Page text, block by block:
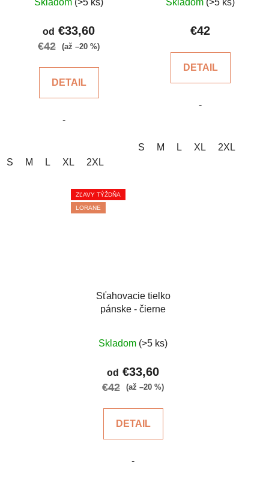
hodnotenie
produktu
je
5
Skladom (>5 ks)
od €33,60
€42 (až –20 %)
DETAIL
-
S M L XL 2XL
Skladom (>5 ks)
€42
DETAIL
-
S M L XL 2XL
ZĽAVY TÝŽDŇA
LORANE
Sťahovacie tielko
pánske - čierne
hodnotenie
produktu
je
5
Skladom (>5 ks)
od €33,60
€42 (až –20 %)
DETAIL
-